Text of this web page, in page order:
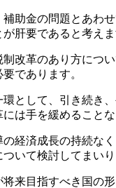
助金の問題とあわ
肝要であると考えま
改革のあり方につ
であります。
として、引き続き
は手を緩めること
経済成長の持続な
いて検討してまいり
来目指すべき国の